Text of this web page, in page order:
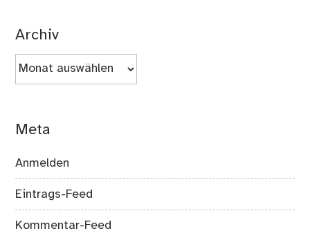
Archiv
Archiv
Meta
Anmelden
Eintrags-Feed
Kommentar-Feed